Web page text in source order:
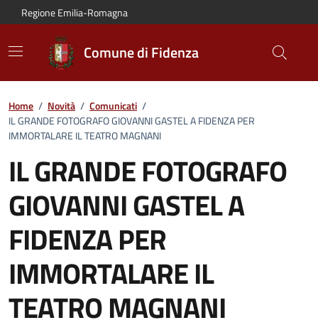
Vai al contenuto principale
Vai alla navigazione del sito
Vai al piede di pagina
Regione Emilia-Romagna
Comune di Fidenza
Home / Novità / Comunicati /
IL GRANDE FOTOGRAFO GIOVANNI GASTEL A FIDENZA PER
IMMORTALARE IL TEATRO MAGNANI
IL GRANDE FOTOGRAFO
GIOVANNI GASTEL A
FIDENZA PER
IMMORTALARE IL
TEATRO MAGNANI